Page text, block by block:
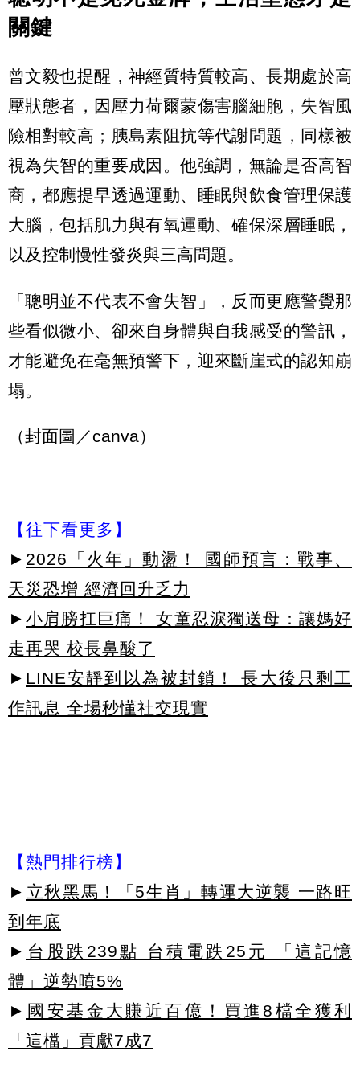
關鍵
曾文毅也提醒，神經質特質較高、長期處於高
壓狀態者，因壓力荷爾蒙傷害腦細胞，失智風
險相對較高；胰島素阻抗等代謝問題，同樣被
視為失智的重要成因。他強調，無論是否高智
商，都應提早透過運動、睡眠與飲食管理保護
大腦，包括肌力與有氧運動、確保深層睡眠，
以及控制慢性發炎與三高問題。
「聰明並不代表不會失智」，反而更應警覺那
些看似微小、卻來自身體與自我感受的警訊，
才能避免在毫無預警下，迎來斷崖式的認知崩
塌。
（封面圖／canva）
【往下看更多】
► 2026「火年」動盪！ 國師預言：戰事、
天災恐增 經濟回升乏力
► 小肩膀扛巨痛！ 女童忍淚獨送母：讓媽好
走再哭 校長鼻酸了
► LINE安靜到以為被封鎖！ 長大後只剩工
作訊息 全場秒懂社交現實
【熱門排行榜】
► 立秋黑馬！「5生肖」轉運大逆襲 一路旺
到年底
► 台股跌239點 台積電跌25元 「這記憶
體」逆勢噴5%
► 國安基金大賺近百億！買進8檔全獲利
「這檔」貢獻7成7